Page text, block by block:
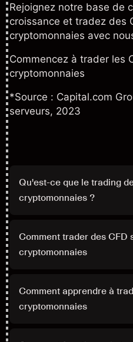
Rejoignez notre base de
croissance et tradez des
cryptomonnaies avec
Commencez à trader les
cryptomonnaies
*Source : Capital.com
serveurs, 2023
Qu'est-ce que le trading
cryptomonnaies ?
Comment trader des CFD
cryptomonnaies
Comment apprendre à
cryptomonnaies